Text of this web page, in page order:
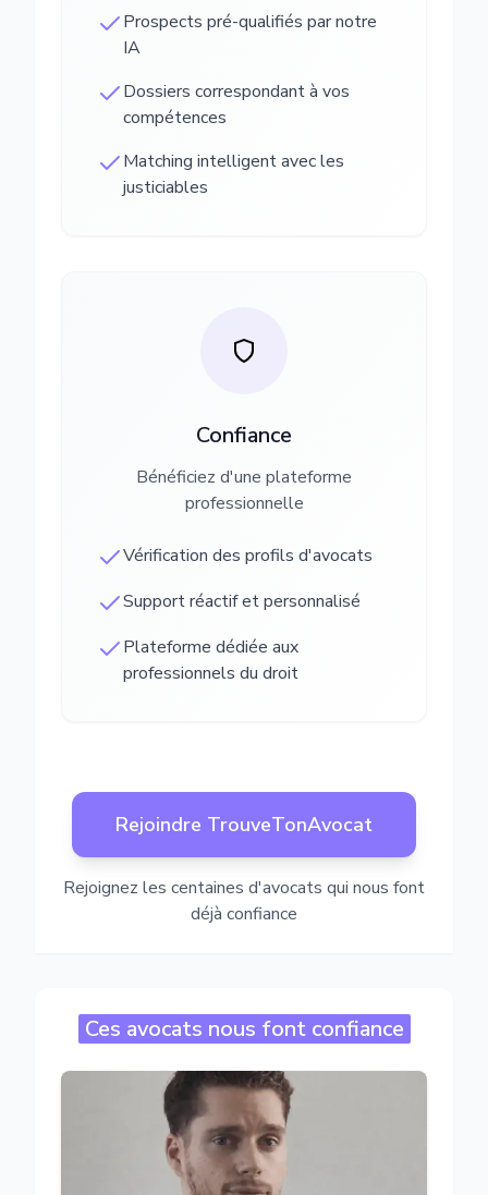
Prospects pré-qualifiés par notre
IA
Dossiers correspondant à vos
compétences
Matching intelligent avec les
justiciables
Confiance
Bénéficiez d'une plateforme
professionnelle
Vérification des profils d'avocats
Support réactif et personnalisé
Plateforme dédiée aux
professionnels du droit
Rejoindre TrouveTonAvocat
Rejoignez les centaines d'avocats qui nous font
déjà confiance
Ces avocats nous font confiance